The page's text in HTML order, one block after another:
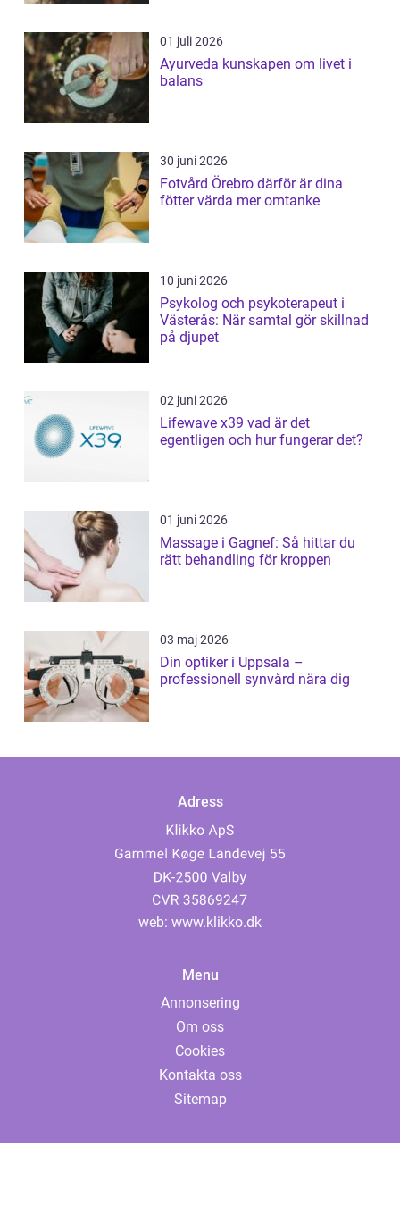
01 juli 2026
Ayurveda kunskapen om livet i
balans
30 juni 2026
Fotvård Örebro därför är dina
fötter värda mer omtanke
10 juni 2026
Psykolog och psykoterapeut i
Västerås: När samtal gör skillnad
på djupet
02 juni 2026
Lifewave x39 vad är det
egentligen och hur fungerar det?
01 juni 2026
Massage i Gagnef: Så hittar du
rätt behandling för kroppen
03 maj 2026
Din optiker i Uppsala –
professionell synvård nära dig
Adress
web: www.klikko.dk
Menu
Annonsering
Om oss
Cookies
Kontakta oss
Sitemap